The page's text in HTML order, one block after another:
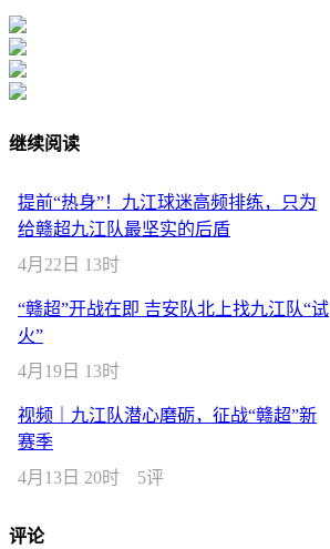
继续阅读
提前“热身”！九江球迷高频排练，只为
给赣超九江队最坚实的后盾
4月22日 13时
“赣超”开战在即 吉安队北上找九江队“试
火”
4月19日 13时
视频｜九江队潜心磨砺，征战“赣超”新
赛季
4月13日 20时
5评
评论